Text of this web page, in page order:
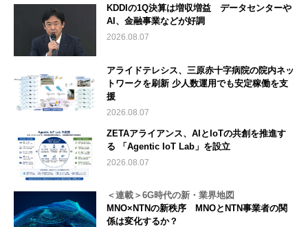
KDDIの1Q決算は増収増益 データセンターや
AI、金融事業などが好調
2026.08.07
アライドテレシス、三原赤十字病院の院内ネッ
トワークを刷新 少人数運用でも安定稼働を支
援
2026.08.07
ZETAアライアンス、AIとIoTの共創を推進す
る 「Agentic IoT Lab」を設立
2026.08.07
＜連載＞6G時代の新・業界地図
MNO×NTNの新秩序 MNOとNTN事業者の関
係は変化するか？